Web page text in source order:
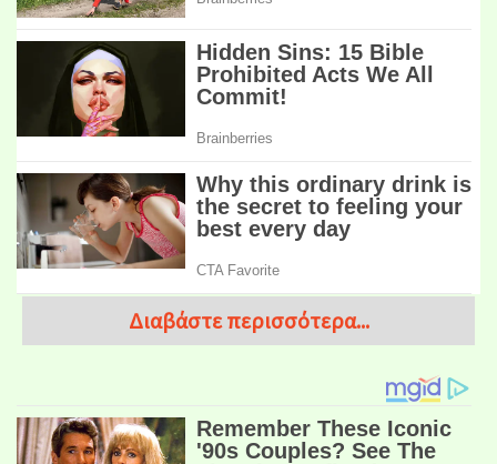
Διαβάστε περισσότερα...